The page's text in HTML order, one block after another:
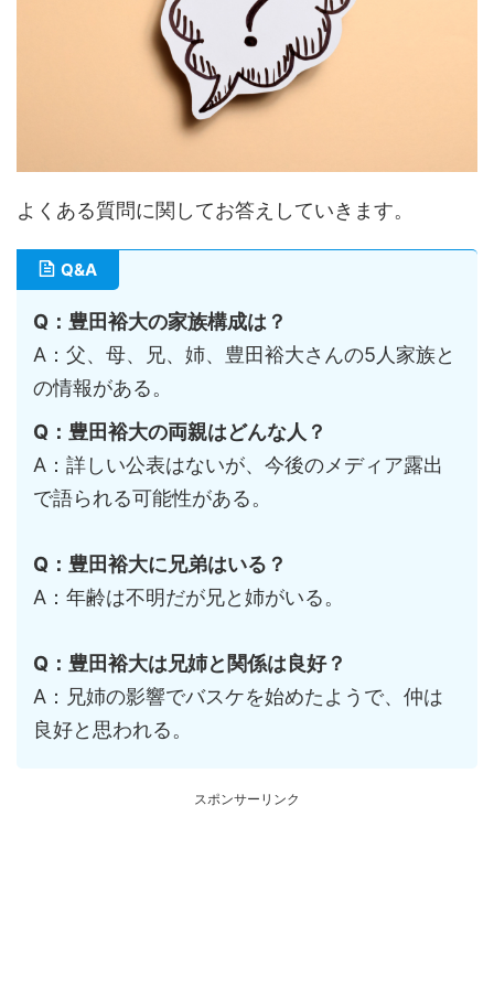
よくある質問に関してお答えしていきます。
Q&A
Q：豊田裕大の家族構成は？
A：父、母、兄、姉、豊田裕大さんの5人家族と
の情報がある。
Q：豊田裕大の両親はどんな人？
A：詳しい公表はないが、今後のメディア露出
で語られる可能性がある。
Q：豊田裕大に兄弟はいる？
A：年齢は不明だが兄と姉がいる。
Q：豊田裕大は兄姉と関係は良好？
A：兄姉の影響でバスケを始めたようで、仲は
良好と思われる。
スポンサーリンク